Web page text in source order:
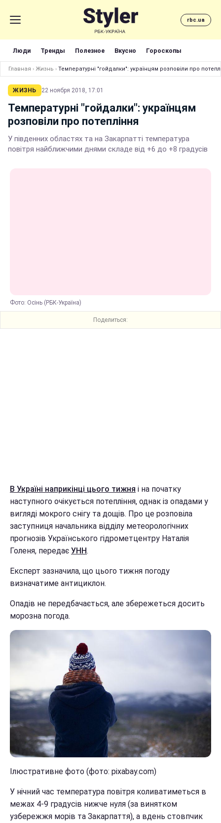
rbc.ua
Люди Тренды Полезное Вкусно Гороскопы
Главная › Жизнь › Температурні "гойдалки": українцям розповіли про
ЖИЗНЬ 22 ноября 2018, 17:01
Температурні "гойдалки": українцям
розповіли про потепління
У південних областях та на Закарпатті температура
повітря найближчими днями складе від +6 до +8 градусів
Фото: Осінь (РБК-Україна)
Поделиться:
В Україні наприкінці цього тижня і на початку
наступного очікується потепління, однак із опадами у
вигляді мокрого снігу та дощів. Про це розповіла
заступниця начальника відділу метеорологічних
прогнозів Українського гідрометцентру Наталія
Голеня, передає УНН.
Експерт зазначила, що цього тижня погоду
визначатиме антициклон.
Опадів не передбачається, але збережеться досить
морозна погода.
Ілюстративне фото (фото: pixabay.com)
У нічний час температура повітря коливатиметься в
межах 4-9 градусів нижче нуля (за винятком
узбережжя морів та Закарпаття), а вдень стовпчик